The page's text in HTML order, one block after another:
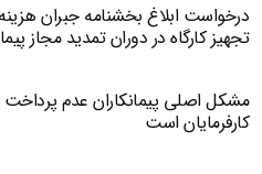
درخواست ابلاغ بخشنامه جبران
تجهیز کارگاه در دوران تمدید مجاز
مشکل اصلی پیمانکاران عدم
کارفرمایان است